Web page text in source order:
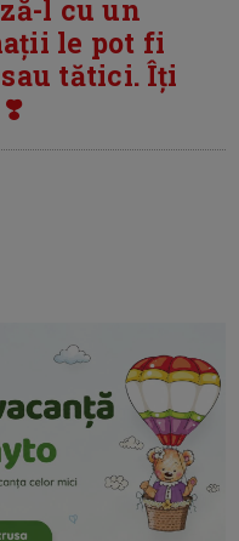
l cu un
le pot fi
tătici. Îți